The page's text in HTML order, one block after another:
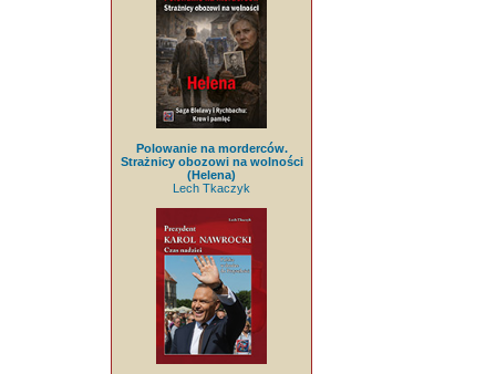
Polowanie na morderców.
Strażnicy obozowi na wolności
(Helena)
Lech Tkaczyk